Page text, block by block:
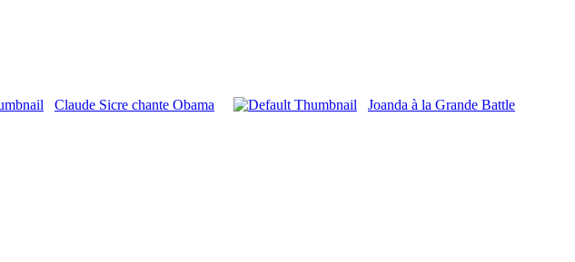
Claude Sicre chante Obama
Joanda à la Grande Battle